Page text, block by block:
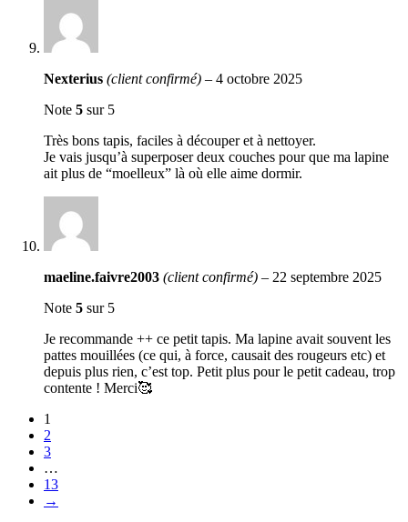
Nexterius (client confirmé) – 4 octobre 2025
Note 5 sur 5
Très bons tapis, faciles à découper et à nettoyer.
Je vais jusqu’à superposer deux couches pour que ma lapine
ait plus de “moelleux” là où elle aime dormir.
maeline.faivre2003 (client confirmé) – 22 septembre 2025
Note 5 sur 5
Je recommande ++ ce petit tapis. Ma lapine avait souvent les
pattes mouillées (ce qui, à force, causait des rougeurs etc) et
depuis plus rien, c’est top. Petit plus pour le petit cadeau, trop
contente ! Merci🥰
1
2
3
…
13
→